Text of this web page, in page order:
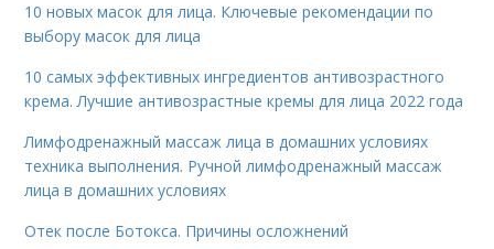
10 новых масок для лица. Ключевые рекомендации по
выбору масок для лица
10 самых эффективных ингредиентов антивозрастного
крема. Лучшие антивозрастные кремы для лица 2022 года
Лимфодренажный массаж лица в домашних условиях
техника выполнения. Ручной лимфодренажный массаж
лица в домашних условиях
Отек после Ботокса. Причины осложнений